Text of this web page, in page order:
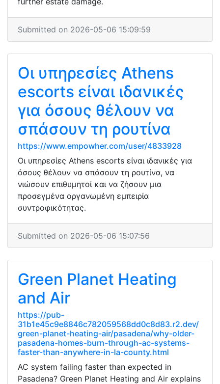
Submitted on 2026-05-06 15:09:59
Οι υπηρεσίες Athens
escorts είναι ιδανικές
για όσους θέλουν να
σπάσουν τη ρουτίνα
https://www.empowher.com/user/4833928
Οι υπηρεσίες Athens escorts είναι ιδανικές για
όσους θέλουν να σπάσουν τη ρουτίνα, να
νιώσουν επιθυμητοί και να ζήσουν μια
προσεγμένα οργανωμένη εμπειρία
συντροφικότητας.
Submitted on 2026-05-06 15:07:56
Green Planet Heating
and Air
https://pub-
31b1e45c9e8846c782059568dd0c8d83.r2.dev/
green-planet-heating-air/pasadena/why-older-
pasadena-homes-burn-through-ac-systems-
faster-than-anywhere-in-la-county.html
AC system failing faster than expected in
Pasadena? Green Planet Heating and Air explains